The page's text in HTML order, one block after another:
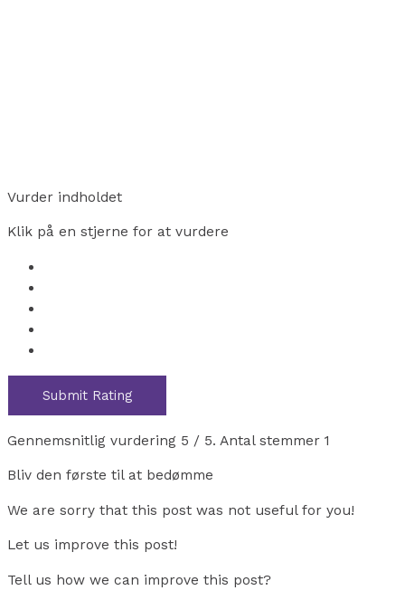
Vurder indholdet
Klik på en stjerne for at vurdere
Submit Rating
Gennemsnitlig vurdering 5 / 5. Antal stemmer 1
Bliv den første til at bedømme
We are sorry that this post was not useful for you!
Let us improve this post!
Tell us how we can improve this post?